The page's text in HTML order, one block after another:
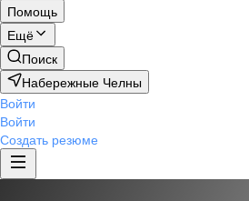
Помощь
Ещё
Поиск
Набережные Челны
Войти
Войти
Создать резюме